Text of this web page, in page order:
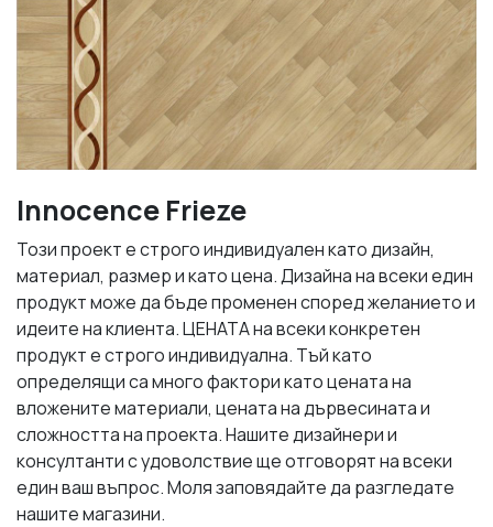
Innocence Frieze
Този проект е строго индивидуален като дизайн,
материал, размер и като цена. Дизайна на всеки един
продукт може да бъде променен според желанието и
идеите на клиента. ЦЕНАТА на всеки конкретен
продукт е строго индивидуална. Тъй като
определящи са много фактори като цената на
вложените материали, цената на дървесината и
сложността на проекта. Нашите дизайнери и
консултанти с удоволствие ще отговорят на всеки
един ваш въпрос. Моля заповядайте да разгледате
нашите магазини.